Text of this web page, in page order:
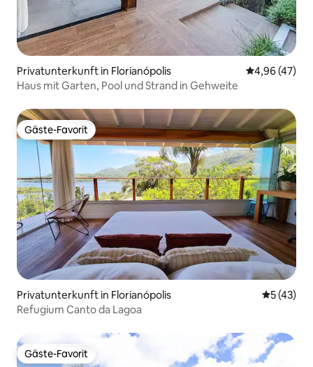
Privatunterkunft in Florianópolis
4,96 (47)
Haus mit Garten, Pool und Strand in Gehweite
Gäste-Favorit
Gäste-Favorit
Privatunterkunft in Florianópolis
5 (43)
Refugium Canto da Lagoa
Gäste-Favorit
Gäste-Favorit